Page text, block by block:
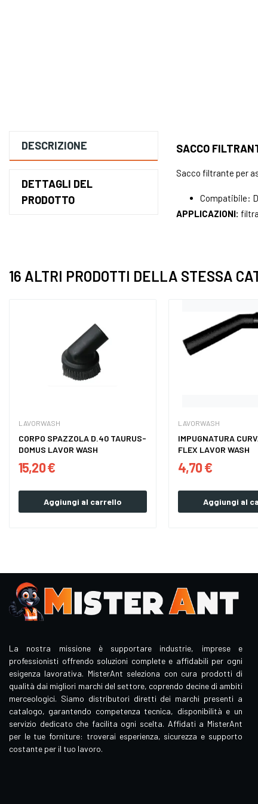
DESCRIZIONE
DETTAGLI DEL
PRODOTTO
SACCO
Sacco filtrante per
Compatibile:
APPLICAZIONI:
16 ALTRI PRODOTTI DELLA STESSA
LAVORWASH
CORPO SPAZZOLA D.40 TAURUS-
DOMUS LAVOR WASH
15,20 €
Aggiungi al carrello
LAVORWASH
IMPUGNATURA
FLEX LAVOR WASH
4,70 €
Aggiungi al
La nostra missione è supportare industrie, imprese e
professionisti offrendo soluzioni complete e affidabili per ogni
esigenza lavorativa. MisterAnt seleziona con cura prodotti di
qualità dai migliori marchi del settore, coprendo decine di ambiti
merceologici. Siamo distributori diretti dei marchi presenti a
catalogo, garantendo competenza tecnica, disponibilità e un
servizio dedicato che facilita ogni scelta. Affidati a MisterAnt
per le tue forniture: troverai esperienza, sicurezza e supporto
costante per il tuo lavoro.